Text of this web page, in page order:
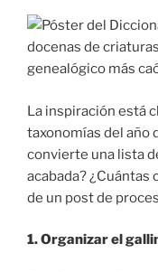
La inspiración está
taxonomías del año
convierte una lista
acabada?
de un post de
1. Organizar el